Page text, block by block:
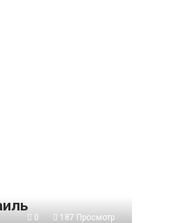
0 187 Просмотр